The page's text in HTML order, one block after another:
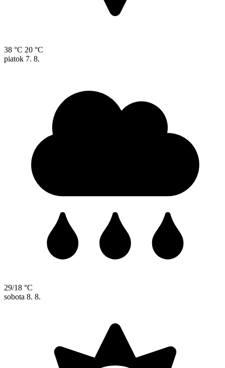
38 °C 20 °C
piatok 7. 8.
29/18 °C
sobota 8. 8.